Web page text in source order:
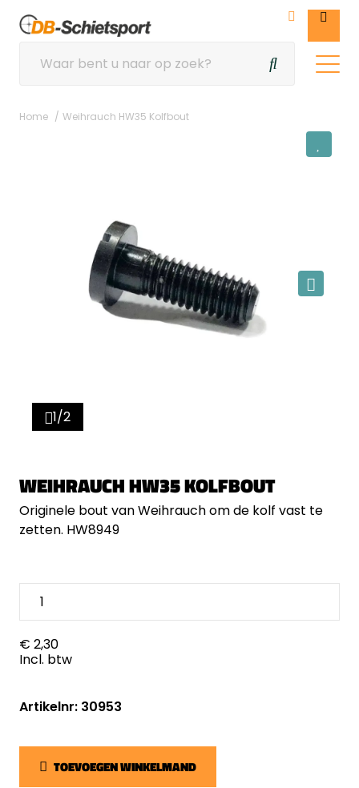
Home Weihrauch HW35 Kolfbout
1/2
WEIHRAUCH HW35 KOLFBOUT
Originele bout van Weihrauch om de kolf vast te
zetten. HW8949
€ 2,30
Incl. btw
Artikelnr: 30953
TOEVOEGEN WINKELMAND